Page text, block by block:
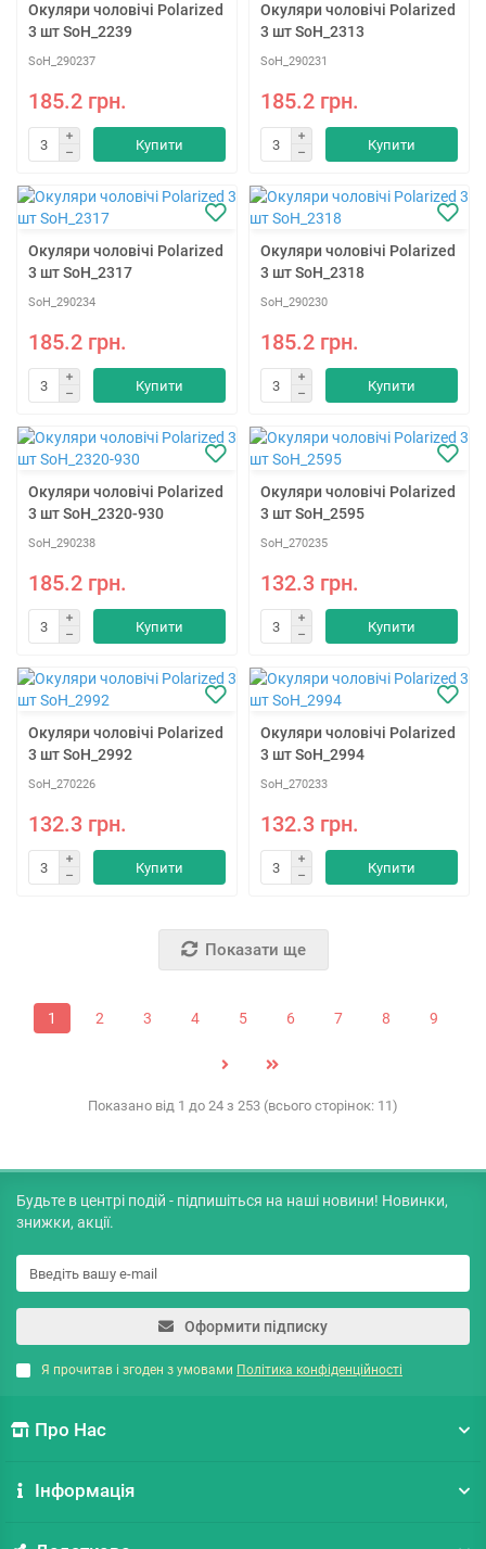
Окуляри чоловічі Polarized
3 шт SoH_2239
SoH_290237
185.2 грн.
Купити
Окуляри чоловічі Polarized
3 шт SoH_2313
SoH_290231
185.2 грн.
Купити
Окуляри чоловічі Polarized
3 шт SoH_2317
SoH_290234
185.2 грн.
Купити
Окуляри чоловічі Polarized
3 шт SoH_2318
SoH_290230
185.2 грн.
Купити
Окуляри чоловічі Polarized
3 шт SoH_2320-930
SoH_290238
185.2 грн.
Купити
Окуляри чоловічі Polarized
3 шт SoH_2595
SoH_270235
132.3 грн.
Купити
Окуляри чоловічі Polarized
3 шт SoH_2992
SoH_270226
132.3 грн.
Купити
Окуляри чоловічі Polarized
3 шт SoH_2994
SoH_270233
132.3 грн.
Купити
Показати ще
1 2 3 4 5 6 7 8 9
Показано від 1 до 24 з 253 (всього сторінок: 11)
Будьте в центрі подій - підпишіться на наші новини! Новинки,
знижки, акції.
Оформити підписку
Я прочитав і згоден з умовами Політика конфіденційності
Про Нас
Інформація